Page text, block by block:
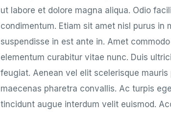
ut labore et dolore magna aliqua. Odio
condimentum. Etiam sit amet nisl purus in
suspendisse in est ante in. Amet
elementum curabitur vitae nunc. Duis
feugiat. Aenean vel elit scelerisque
maecenas pharetra convallis. Ac turpis
tincidunt augue interdum velit euismod.